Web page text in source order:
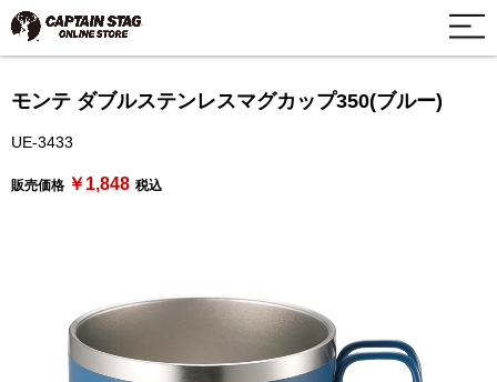
モンテ ダブルステンレスマグカップ350(ブルー)
UE-3433
販売価格 ￥1,848 税込